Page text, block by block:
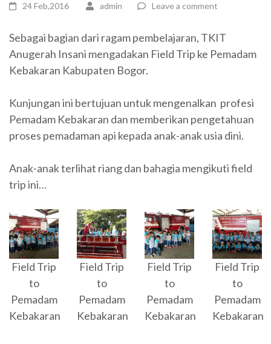
24 Feb,2016 admin Leave a comment
Sebagai bagian dari ragam pembelajaran, TKIT
Anugerah Insani mengadakan Field Trip ke Pemadam
Kebakaran Kabupaten Bogor.
Kunjungan ini bertujuan untuk mengenalkan profesi
Pemadam Kebakaran dan memberikan pengetahuan
proses pemadaman api kepada anak-anak usia dini.
Anak-anak terlihat riang dan bahagia mengikuti field
trip ini…
Field Trip
to
Pemadam
Kebakaran
Field Trip
to
Pemadam
Kebakaran
Field Trip
to
Pemadam
Kebakaran
Field Trip
to
Pemadam
Kebakaran